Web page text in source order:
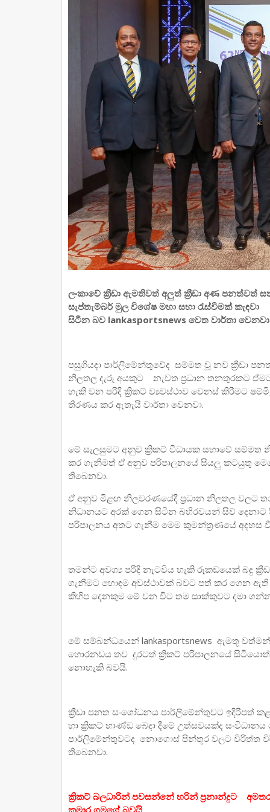
ලංකාවේ ක්‍රීඩා ඇමතිවත් අලුත් ක්‍රීඩා අණ
සැප්තැම්බර් මුල විශේෂ මහා සභා රැස්වීමක්
සිටින බව lankasportsnews වෙත වාර්තා
පසුගියදා පාර්ලිමේන්තුවේද සම්මත වූ නව ක්‍රීඩා
නිලතල දැරූ අයකුට නැවත ප්‍රධාන තනතුරකට
හැකි වන පරිදි ක්‍රිකට් ව්‍යවස්ථාව වෙනස් කිරීමට
තීරණය කර ඇතැයි වාර්තා වෙනවා.
මේ සැලසුමට අනුව ක්‍රිකට් විධායක සභාවේ
කර ගැනීමත් ඒ අනුව පරිපාලනයේ සියලු කටයුතු
තිබෙනවා.
ඒ අනුව මීළඟ නිලවරණයේදී ප්‍රධාන නිලතල වලට
නිධානයට අරක් ගෙන සිටින බහිරවයන් සිව් දෙනාට
පරිපාලනය අතට ගැනීම මෙම කුමන්ත්‍රණයේ අදහස
තමන්ට අවශ්‍ය පරිදි නැටවිය හැකි රූකඩයෙක් බඳු
ගැනීමට හොඳම අවස්ථාවක් බවට පත් කර ගෙන
කිහිප දෙනකුම මේ වන විට තම සාක්කුවට දමා
මේ සම්බන්ධයෙන් lankasportsnews ඇමතූ
හොරනඩය තව දුරටත් ක්‍රිකට් පරිපාලනයේ සිටියොත්
නොහැකි බවයි.
ක්‍රීඩා පනත සංශෝධනය පාර්ලිමේන්තුවට ඉදිරිපත්
හා ක්‍රිකට් භාණ්ඩ බෙදා දීමේ උත්සවයක්ද
පාර්ලිමේන්තුවටද නොගොස් පින්තූර වලට විරිත්ත
තිබෙනවා.
ක්‍රිකට් බලධාරීන් පවසන්නේ හරින් ප්‍රනාන්දුට
කුමාර ගමගේ බවයි.